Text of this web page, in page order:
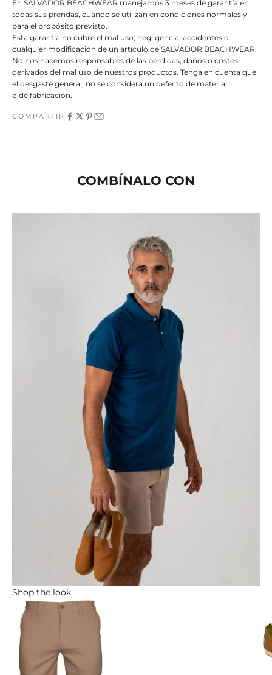
En SALVADOR BEACHWEAR manejamos 3 meses de garantía en
todas sus prendas, cuando se utilizan en condiciones normales y
para el propósito previsto.
Esta garantía no cubre el mal uso, negligencia, accidentes o
cualquier modificación de un artículo de SALVADOR BEACHWEAR.
No nos hacemos responsables de las pérdidas, daños o costes
derivados del mal uso de nuestros productos. Tenga en cuenta que
el desgaste general, no se considera un defecto de material
o de fabricación.
COMPARTIR
COMBÍNALO CON
Shop the look